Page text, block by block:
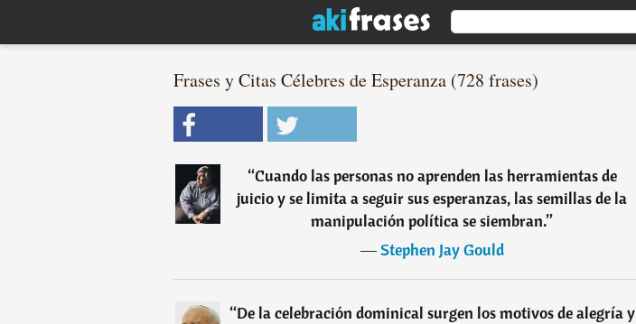
Frases y Citas Célebres de Esperanza (728 frases)
“Cuando las personas no aprenden las herramientas de
juicio y se limita a seguir sus esperanzas, las semillas de la
manipulación política se siembran.”
―Stephen Jay Gould
“De la celebración dominical surgen los motivos de alegría y